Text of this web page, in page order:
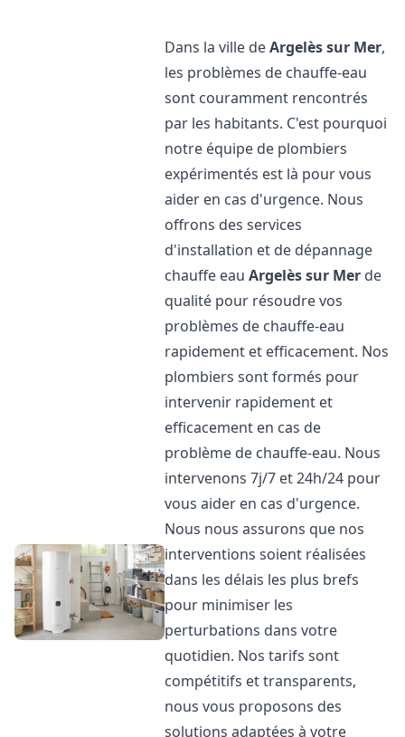
Dans la ville deArgelès sur Mer,
les problèmes de chauffe-eau
sont couramment rencontrés
par les habitants. C'est pourquoi
notre équipe de plombiers
expérimentés est là pour vous
aider en cas d'urgence. Nous
offrons des services
d'installation et de dépannage
chauffe eauArgelès sur Mer de
qualité pour résoudre vos
problèmes de chauffe-eau
rapidement et efficacement. Nos
plombiers sont formés pour
intervenir rapidement et
efficacement en cas de
problème de chauffe-eau. Nous
intervenons 7j/7 et 24h/24 pour
vous aider en cas d'urgence.
Nous nous assurons que nos
interventions soient réalisées
dans les délais les plus brefs
pour minimiser les
perturbations dans votre
quotidien. Nos tarifs sont
compétitifs et transparents,
nous vous proposons des
solutions adaptées à votre